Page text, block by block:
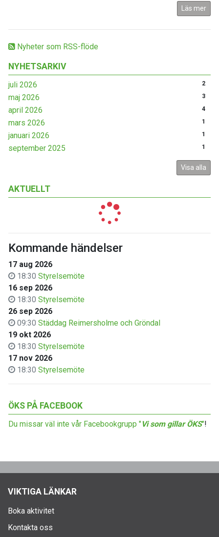
Nyheter som RSS-flöde
NYHETSARKIV
juli 2026 2
maj 2026 3
april 2026 4
mars 2026 1
januari 2026 1
september 2025 1
Visa alla
AKTUELLT
Kommande händelser
17 aug 2026
18:30 Styrelsemöte
16 sep 2026
18:30 Styrelsemöte
26 sep 2026
09:30 Städdag Reimersholme och Gröndal
19 okt 2026
18:30 Styrelsemöte
17 nov 2026
18:30 Styrelsemöte
ÖKS PÅ FACEBOOK
Du missar väl inte vår Facebookgrupp "Vi som gillar ÖKS"!
Läs mer
VIKTIGA LÄNKAR
Boka aktivitet
Kontakta oss